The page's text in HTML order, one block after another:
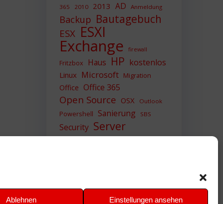
Ablehnen Einstellungen ansehen
365 2010 2013 AD Anmeldung
Backup Bautagebuch
ESX ESXI
Exchange firewall
Fritzbox Haus HP kostenlos
Linux Microsoft Migration
Office Office 365
Open Source OSX Outlook
Powershell Sanierung SBS
Security Server
Sicherheit SIEM
VMWare VPN WAZUH